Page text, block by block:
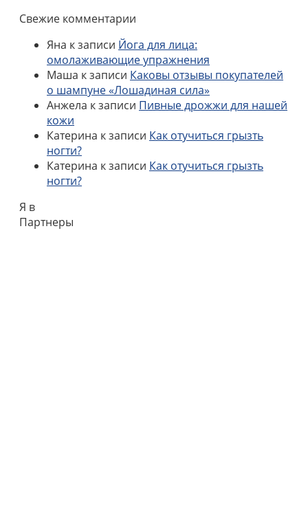
Свежие комментарии
Яна к записи Йога для лица:
омолаживающие упражнения
Маша к записи Каковы отзывы покупателей
о шампуне «Лошадиная сила»
Анжела к записи Пивные дрожжи для нашей
кожи
Катерина к записи Как отучиться грызть
ногти?
Катерина к записи Как отучиться грызть
ногти?
Я в
Партнеры